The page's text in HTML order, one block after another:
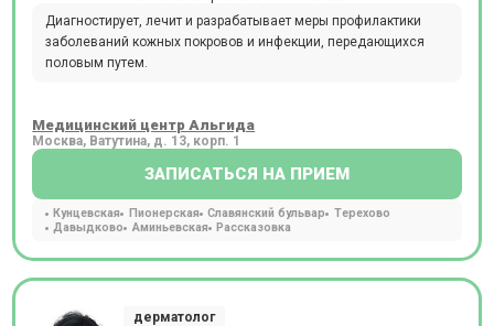
Диагностирует, лечит и разрабатывает меры профилактики
заболеваний кожных покровов и инфекции, передающихся
половым путем.
Медицинский центр Альгида
Москва, Ватутина, д. 13, корп. 1
ЗАПИСАТЬСЯ НА ПРИЕМ
Кунцевская Пионерская Славянский бульвар
Терехово
Давыдково
Аминьевская Рассказовка
дерматолог